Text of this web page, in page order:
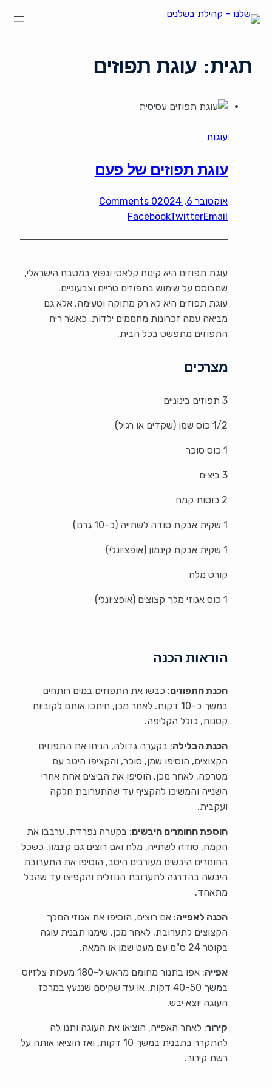
תגית: עוגת תפוזים
עוגות
עוגת תפוזים של פעם
אוקטובר 6, 2024
0 Comments
FacebookTwitterEmail
עוגת תפוזים היא קינוח קלאסי ונפוץ במטבח הישראלי,
שמבוסס על שימוש בתפוזים טריים וצבעוניים.
עוגת תפוזים היא לא רק מתוקה וטעימה, אלא גם
מביאה עמה זכרונות מחממים ילדות, כאשר ריח
התפוזים מתפשט בכל הבית.
מצרכים
3 תפוזים בינוניים
1/2 כוס שמן (שקדים או רגיל)
1 כוס סוכר
3 ביצים
2 כוסות קמח
1 שקית אבקת סודה לשתייה (כ-10 גרם)
1 שקית אבקת קינמון (אופציונלי)
קורט מלח
1 כוס אגוזי מלך קצוצים (אופציונלי)
הוראות הכנה
הכנת התפוזים: כבשו את התפוזים במים רותחים
במשך כ-10 דקות. לאחר מכן, חיתכו אותם לקוביות
קטנות, כולל הקליפה.
הכנת הבלילה: בקערה גדולה, הניחו את התפוזים
הקצוצים, הוסיפו שמן, סוכר, והקציפו היטב עם
מטרפה. לאחר מכן, הוסיפו את הביצים אחת אחרי
השנייה והמשיכו להקציף עד שהתערובת חלקה
ועקבית.
הוספת החומרים היבשים: בקערה נפרדת, ערבבו את
הקמח, סודה לשתייה, מלח ואם רוצים גם קינמון. כשכל
החומרים היבשים מעורבים היטב, הוסיפו את התערובת
היבשה בהדרגה לתערובת הנוזלית והקפיצו עד שהכל
מתאחד.
הכנה לאפייה: אם רוצים, הוסיפו את אגוזי המלך
הקצוצים לתערובת. לאחר מכן, שימנו תבנית עוגה
בקוטר 24 ס"מ עם מעט שמן או חמאה.
אפייה
: אפו בתנור מחומם מראש ל-180 מעלות צלזיוס
במשך 40-50 דקות, או עד שקיסם שננעץ במרכז
העוגה יוצא יבש.
קירור: לאחר האפייה, הוציאו את העוגה ותנו לה
להתקרר בתבנית במשך 10 דקות, ואז הוציאו אותה על
רשת קירור.